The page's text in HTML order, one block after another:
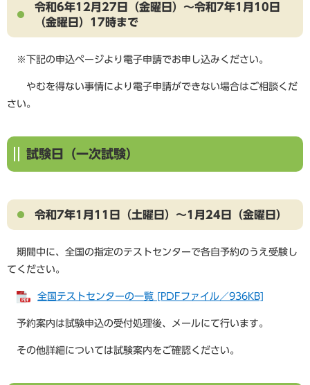
令和6年12月27日（金曜日）～令和7年1月10日
（金曜日）17時まで
※下記の申込ページより電子申請でお申し込みください。
やむを得ない事情により電子申請ができない場合はご相談くだ
さい。​
試験日（一次試験）
令和7年1月11日（土曜日）～1月24日（金曜日）
期間中に、全国の指定のテストセンターで各自予約のうえ受験し
てください。
全国テストセンターの一覧 [PDFファイル／936KB]
予約案内は試験申込の受付処理後、メールにて行います。
その他詳細については試験案内をご確認ください。